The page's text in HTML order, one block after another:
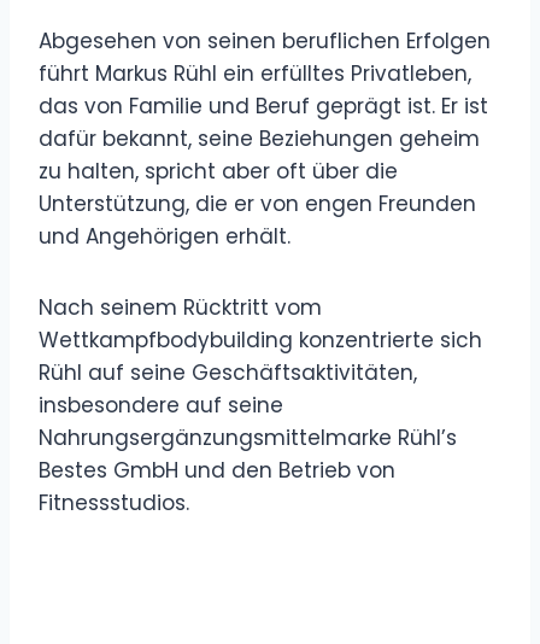
Abgesehen von seinen beruflichen Erfolgen
führt Markus Rühl ein erfülltes Privatleben,
das von Familie und Beruf geprägt ist. Er ist
dafür bekannt, seine Beziehungen geheim
zu halten, spricht aber oft über die
Unterstützung, die er von engen Freunden
und Angehörigen erhält.
Nach seinem Rücktritt vom
Wettkampfbodybuilding konzentrierte sich
Rühl auf seine Geschäftsaktivitäten,
insbesondere auf seine
Nahrungsergänzungsmittelmarke Rühl’s
Bestes GmbH und den Betrieb von
Fitnessstudios.